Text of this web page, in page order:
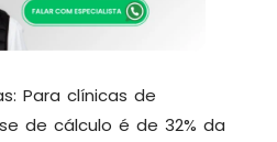
Para clínicas de
de cálculo é de 32% da